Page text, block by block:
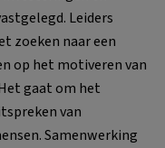
Leiders
zoeken naar een
op het motiveren van
gaat om het
van
Samenwerking